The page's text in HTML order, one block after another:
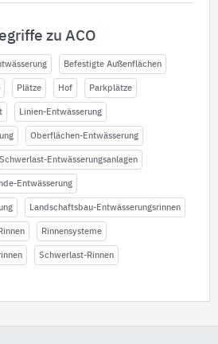
zu ACO
Befestigte Außenflächen
Plätze Hof Parkplätze
Linien-Entwässerung
Oberflächen-Entwässerung
Schwerlast-Entwässerungsanlagen
Entwässerung
Landschaftsbau-Entwässerungsrinnen
Rinnen Rinnensysteme
Schwerlast-Rinnen